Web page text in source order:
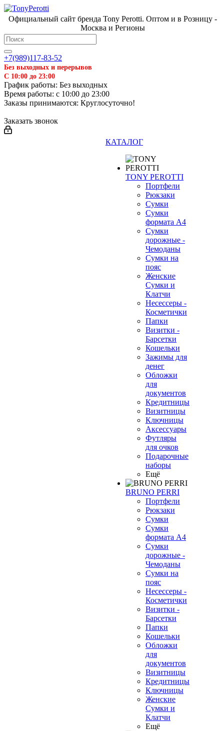
Официальный сайт бренда Tony Perotti. Оптом и в Розницу -
Москва и Регионы
+7(989)117-83-52
Без выходных и перерывов
С 10:00 до 23:00
График работы: Без выходных
Время работы: с 10:00 до 23:00
Заказы принимаются: Круглосуточно!
Заказать звонок
КАТАЛОГ
TONY PEROTTI
Портфели
Рюкзаки
Сумки
Сумки
формата А4
Сумки
дорожные -
Чемоданы
Сумки на
пояс
Женские
Сумки и
Клатчи
Несессеры -
Косметички
Папки
Визитки -
Барсетки
Кошельки
Зажимы для
денег
Обложки
для
документов
Кредитницы
Визитницы
Ключницы
Аксессуары
Футляры
для очков
Подарочные
наборы
Ещё
BRUNO PERRI
Портфели
Рюкзаки
Сумки
Сумки
формата А4
Сумки
дорожные -
Чемоданы
Сумки на
пояс
Несессеры -
Косметички
Визитки -
Барсетки
Папки
Кошельки
Обложки
для
документов
Визитницы
Кредитницы
Ключницы
Женские
Сумки и
Клатчи
Ещё